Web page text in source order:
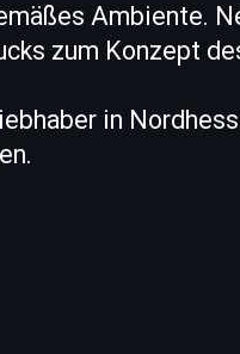
Ambiente.
zum Konzept
in